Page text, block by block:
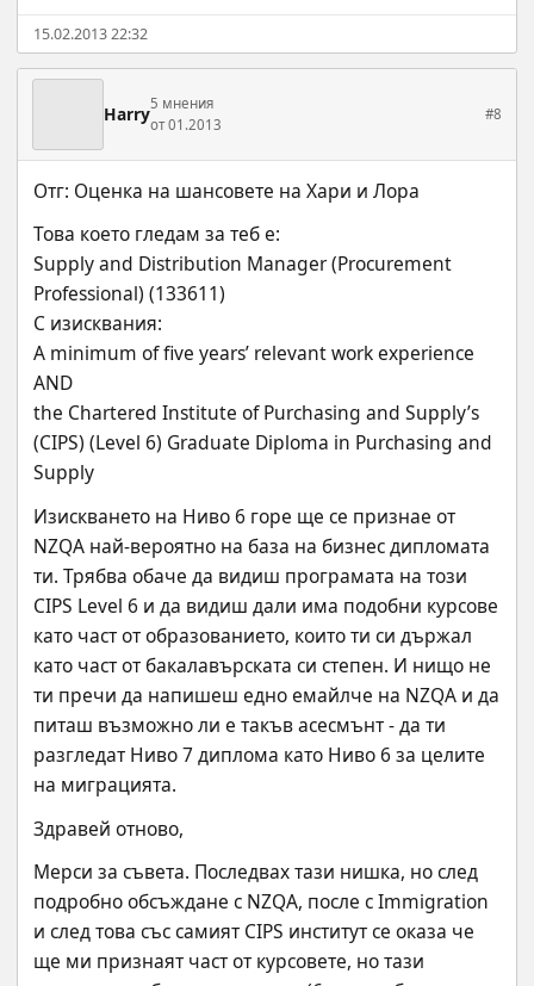
15.02.2013 22:32
Harry5 мнения
от 01.2013
#8
Отг: Оценка на шансовете на Хари и Лора
Това което гледам за теб е:
Supply and Distribution Manager (Procurement
Professional) (133611)
С изисквания:
A minimum of five years’ relevant work experience
AND
the Chartered Institute of Purchasing and Supply’s
(CIPS) (Level 6) Graduate Diploma in Purchasing and
Supply
Изискването на Ниво 6 горе ще се признае от
NZQA най-вероятно на база на бизнес дипломата
ти. Трябва обаче да видиш програмата на този
CIPS Level 6 и да видиш дали има подобни курсове
като част от образованието, които ти си държал
като част от бакалавърската си степен. И нищо не
ти пречи да напишеш едно емайлче на NZQA и да
питаш възможно ли е такъв асесмънт - да ти
разгледат Ниво 7 диплома като Ниво 6 за целите
на миграцията.
Здравей отново,
Мерси за съвета. Последвах тази нишка, но след
подробно обсъждане с NZQA, после с Immigration
и след това със самият CIPS институт се оказа че
ще ми признаят част от курсовете, но тази